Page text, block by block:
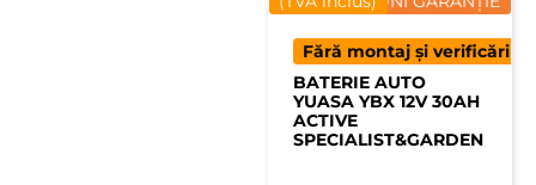
Fără montaj și verificări
BATERIE AUTO
YUASA YBX 12V 30AH
ACTIVE
SPECIALIST&GARDEN